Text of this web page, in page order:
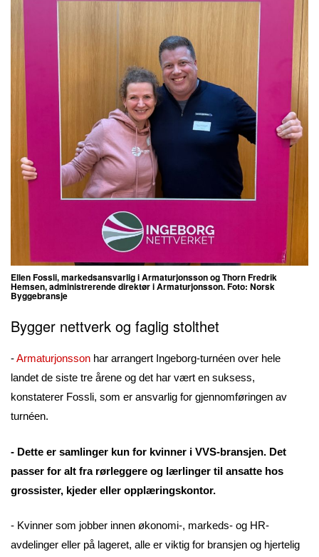
Ellen Fossli, markedsansvarlig i Armaturjonsson ogThorn Fredrik
Hemsen, administrerende direktør i Armaturjonsson. Foto: Norsk
Byggebransje
Bygger nettverk og faglig stolthet
-Armaturjonsson har arrangert Ingeborg-turnéen over hele
landet de siste tre årene og det har vært en suksess,
konstaterer Fossli, som er ansvarlig for gjennomføringen av
turnéen.
- Dette er samlinger kun for kvinner i VVS-bransjen. Det
passer for alt fra rørleggere og lærlinger til ansatte hos
grossister, kjeder eller opplæringskontor.
- Kvinner som jobber innen økonomi-, markeds- og HR-
avdelinger eller på lageret, alle er viktig for bransjen og hjertelig